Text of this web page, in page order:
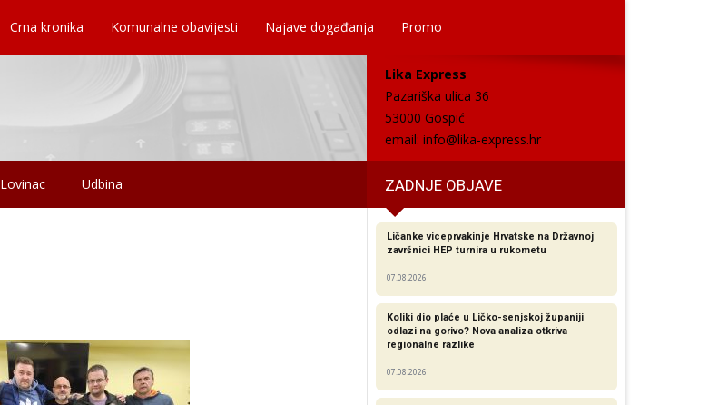
Crna kronika Komunalne obavijesti Najave događanja Promo
Lika Express
Pazariška ulica 36
53000 Gospić
email: info@lika-express.hr
Lovinac Udbina ZADNJE OBJAVE
Ličanke viceprvakinje Hrvatske na Državnoj
završnici HEP turnira u rukometu
07.08.2026
Koliki dio plaće u Ličko-senjskoj županiji
odlazi na gorivo? Nova analiza otkriva
regionalne razlike​
07.08.2026